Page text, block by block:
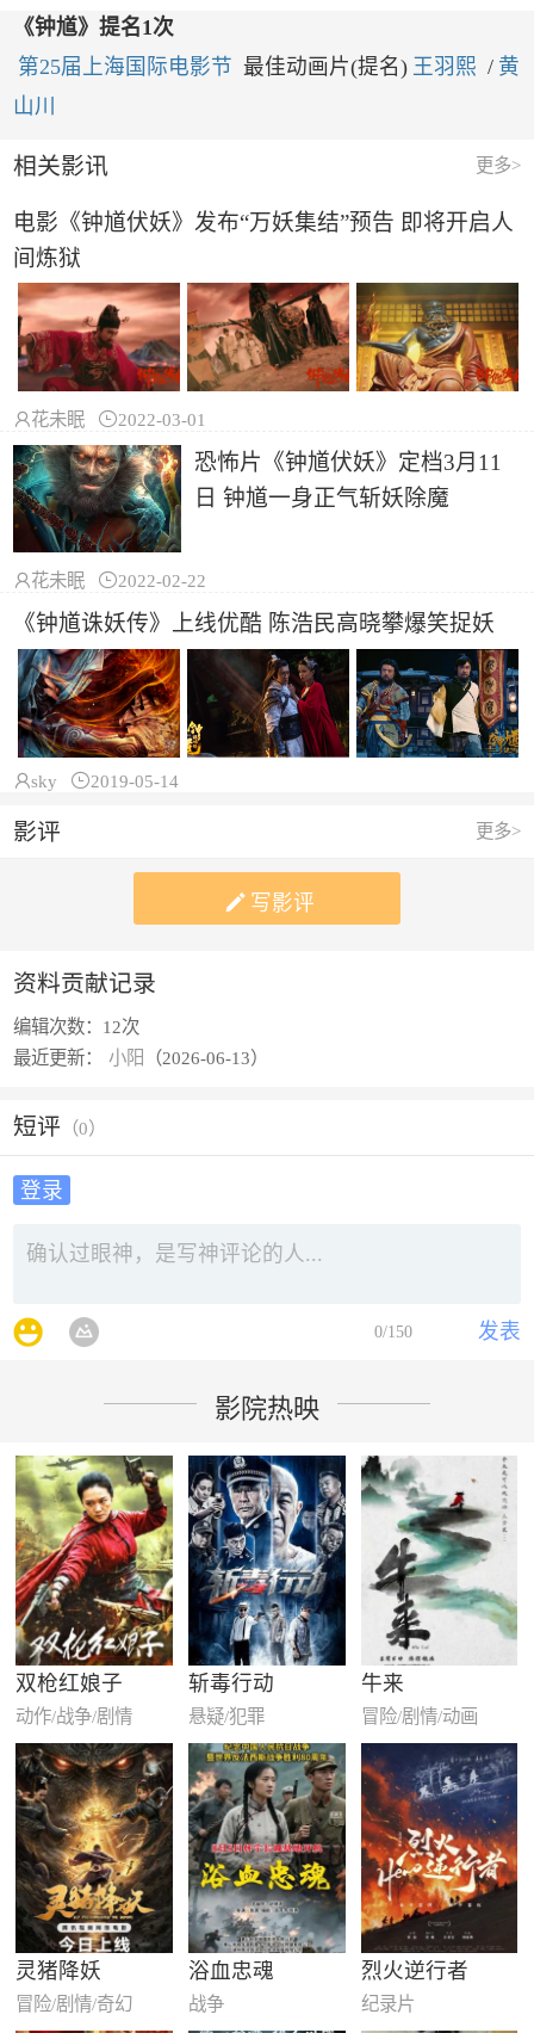
《钟馗》提名1次
第25届上海国际电影节 最佳动画片(提名) 王羽熙 / 黄
山川
更多>
相关影讯
电影《钟馗伏妖》发布“万妖集结”预告 即将开启人
间炼狱
花未眠 2022-03-01
恐怖片《钟馗伏妖》定档3月11
日 钟馗一身正气斩妖除魔
花未眠 2022-02-22
《钟馗诛妖传》上线优酷 陈浩民高晓攀爆笑捉妖
sky 2019-05-14
更多>
影评
 写影评
资料贡献记录
编辑次数： 12次
最近更新：
小阳 （2026-06-13）
短评 （0）
登录
发表
0/150
影院热映
双枪红娘子
动作/战争/剧情
斩毒行动
悬疑/犯罪
牛来
冒险/剧情/动画
灵猪降妖
冒险/剧情/奇幻
浴血忠魂
战争
烈火逆行者
纪录片